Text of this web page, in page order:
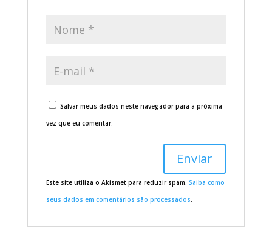
Salvar meus dados neste navegador para a próxima
vez que eu comentar.
Este site utiliza o Akismet para reduzir spam. Saiba como
seus dados em comentários são processados.